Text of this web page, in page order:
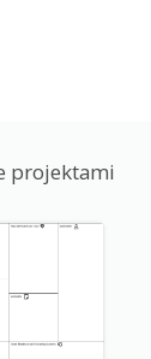
projektami